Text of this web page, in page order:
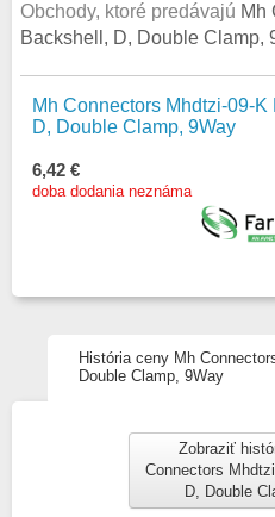
Obchody, ktoré predávajú Mh
Backshell, D, Double Clamp,
Mh Connectors Mhdtzi-09-K
D, Double Clamp, 9Way
6,42 €
doba dodania neznáma
História ceny Mh
Double Clamp, 9Way
Zobraziť
Connectors
D, Double